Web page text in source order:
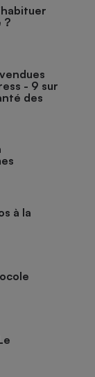
?
- 9 sur
des
à la